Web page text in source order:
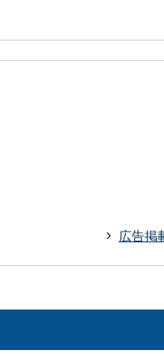
広告掲